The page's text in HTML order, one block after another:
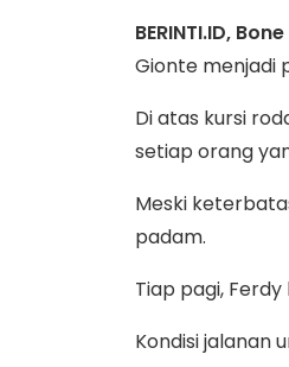
BERINTI.ID,
Gionte menjadi
Di atas kursi
setiap orang
Meski
padam.
Tiap pagi,
Kondisi jalanan